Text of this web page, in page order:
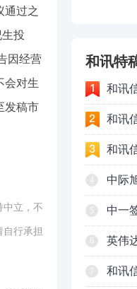
通过之
投
因经营
会对生
发稿市
中立，不
行承担
和讯特
和讯
和讯
机会
和讯
来
中际
了？
5 中一
一打
光
英伟
暴涨
7 和讯